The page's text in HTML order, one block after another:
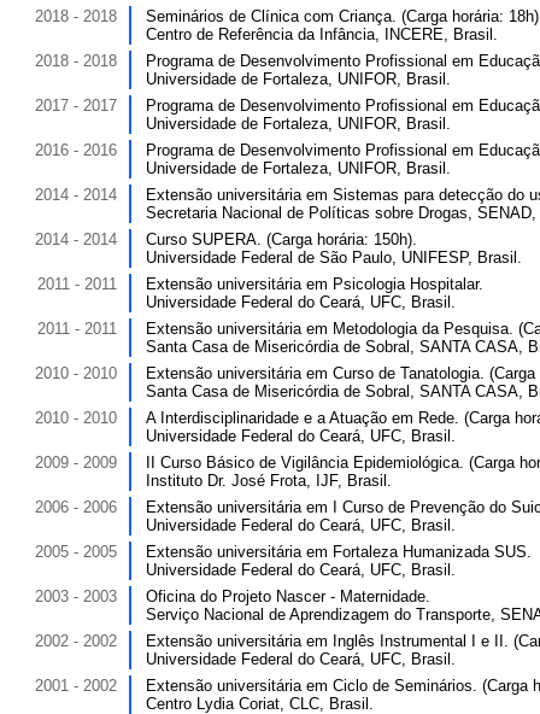
2018 - 2018
Seminários de Clínica com Criança. (Carga horária:
Centro de Referência da Infância, INCERE, Brasil.
2018 - 2018
Programa de Desenvolvimento Profissional em
Universidade de Fortaleza, UNIFOR, Brasil.
2017 - 2017
Programa de Desenvolvimento Profissional em
Universidade de Fortaleza, UNIFOR, Brasil.
2016 - 2016
Programa de Desenvolvimento Profissional em
Universidade de Fortaleza, UNIFOR, Brasil.
2014 - 2014
Extensão universitária em Sistemas para detecção do
Secretaria Nacional de Políticas sobre Drogas,
2014 - 2014
Curso SUPERA. (Carga horária: 150h).
Universidade Federal de São Paulo, UNIFESP, Brasil.
2011 - 2011
Extensão universitária em Psicologia Hospitalar.
Universidade Federal do Ceará, UFC, Brasil.
2011 - 2011
Extensão universitária em Metodologia da Pesquisa.
Santa Casa de Misericórdia de Sobral, SANTA CASA,
2010 - 2010
Extensão universitária em Curso de Tanatologia. (Carga
Santa Casa de Misericórdia de Sobral, SANTA CASA,
2010 - 2010
A Interdisciplinaridade e a Atuação em Rede. (Carga
Universidade Federal do Ceará, UFC, Brasil.
2009 - 2009
II Curso Básico de Vigilância Epidemiológica. (Carga
Instituto Dr. José Frota, IJF, Brasil.
2006 - 2006
Extensão universitária em I Curso de Prevenção do
Universidade Federal do Ceará, UFC, Brasil.
2005 - 2005
Extensão universitária em Fortaleza Humanizada SUS.
Universidade Federal do Ceará, UFC, Brasil.
2003 - 2003
Oficina do Projeto Nascer - Maternidade.
Serviço Nacional de Aprendizagem do Transporte,
2002 - 2002
Extensão universitária em Inglês Instrumental I e II.
Universidade Federal do Ceará, UFC, Brasil.
2001 - 2002
Extensão universitária em Ciclo de Seminários. (Carga
Centro Lydia Coriat, CLC, Brasil.